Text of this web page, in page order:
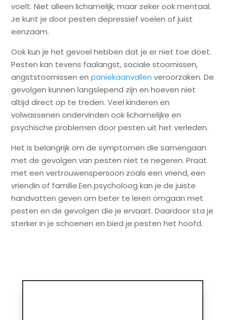
voelt. Niet alleen lichamelijk, maar zeker ook mentaal.
Je kunt je door pesten depressief voelen of juist
eenzaam.
Ook kun je het gevoel hebben dat je er niet toe doet.
Pesten kan tevens faalangst, sociale stoornissen,
angststoornissen enpaniekaanvallen veroorzaken. De
gevolgen kunnen langslepend zijn en hoeven niet
altijd direct op te treden. Veel kinderen en
volwassenen ondervinden ook lichamelijke en
psychische problemen door pesten uit het verleden.
Het is belangrijk om de symptomen die samengaan
met de gevolgen van pesten niet te negeren. Praat
met een vertrouwenspersoon zoals een vriend, een
vriendin of familie.Een psycholoog kan je de juiste
handvatten geven om beter te leren omgaan met
pesten en de gevolgen die je ervaart. Daardoor sta je
sterker in je schoenen en bied je pesten het hoofd.